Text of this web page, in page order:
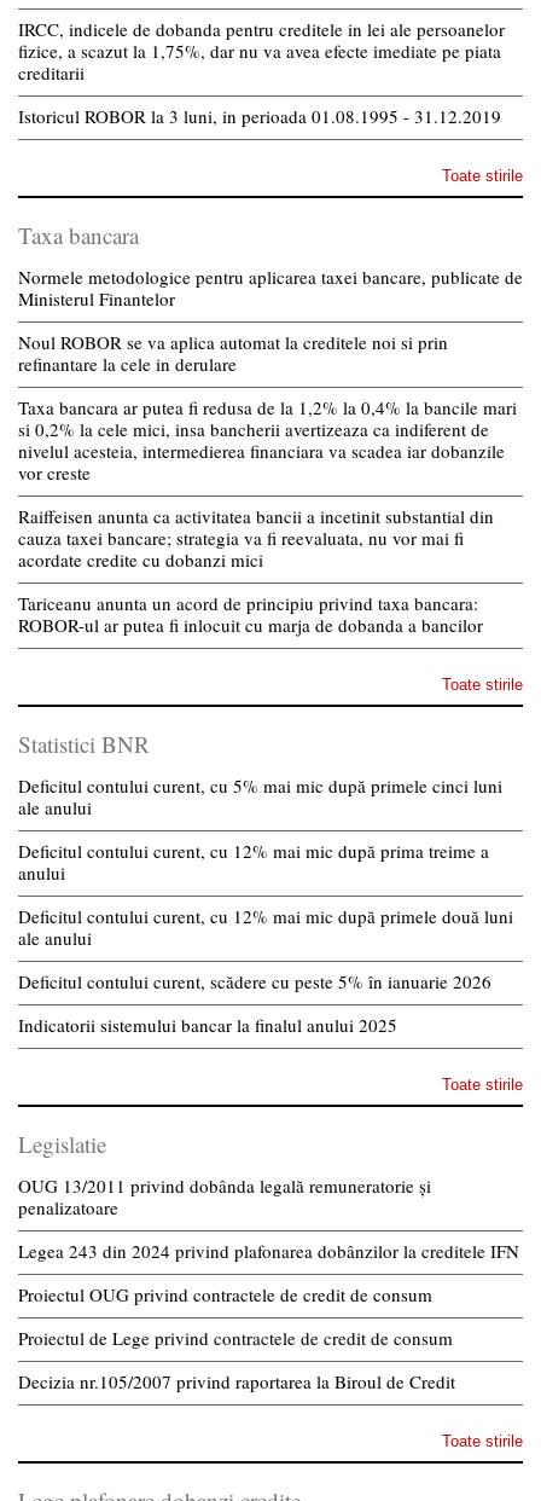
IRCC, indicele de dobanda pentru creditele in lei ale persoanelor
fizice, a scazut la 1,75%, dar nu va avea efecte imediate pe piata
creditarii
Istoricul ROBOR la 3 luni, in perioada 01.08.1995 - 31.12.2019
Toate stirile
Taxa bancara
Normele metodologice pentru aplicarea taxei bancare, publicate de
Ministerul Finantelor
Noul ROBOR se va aplica automat la creditele noi si prin
refinantare la cele in derulare
Taxa bancara ar putea fi redusa de la 1,2% la 0,4% la bancile mari
si 0,2% la cele mici, insa bancherii avertizeaza ca indiferent de
nivelul acesteia, intermedierea financiara va scadea iar dobanzile
vor creste
Raiffeisen anunta ca activitatea bancii a incetinit substantial din
cauza taxei bancare; strategia va fi reevaluata, nu vor mai fi
acordate credite cu dobanzi mici
Tariceanu anunta un acord de principiu privind taxa bancara:
ROBOR-ul ar putea fi inlocuit cu marja de dobanda a bancilor
Toate stirile
Statistici BNR
Deficitul contului curent, cu 5% mai mic după primele cinci luni
ale anului
Deficitul contului curent, cu 12% mai mic după prima treime a
anului
Deficitul contului curent, cu 12% mai mic după primele două luni
ale anului
Deficitul contului curent, scădere cu peste 5% în ianuarie 2026
Indicatorii sistemului bancar la finalul anului 2025
Toate stirile
Legislatie
OUG 13/2011 privind dobânda legală remuneratorie și
penalizatoare
Legea 243 din 2024 privind plafonarea dobânzilor la creditele IFN
Proiectul OUG privind contractele de credit de consum
Proiectul de Lege privind contractele de credit de consum
Decizia nr.105/2007 privind raportarea la Biroul de Credit
Toate stirile